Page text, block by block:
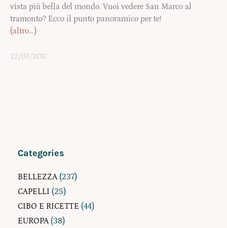
vista più bella del mondo. Vuoi vedere San Marco al
tramonto? Ecco il punto panoramico per te!
(altro…)
22/07/2017
Categories
BELLEZZA(237)
CAPELLI (25)
CIBO E RICETTE (44)
EUROPA(38)